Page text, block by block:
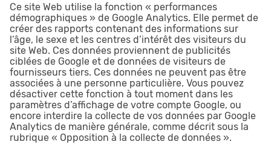
Ce site Web utilise la fonction « performances
démographiques » de Google Analytics. Elle permet de
créer des rapports contenant des informations sur
l’âge, le sexe et les centres d’intérêt des visiteurs du
site Web. Ces données proviennent de publicités
ciblées de Google et de données de visiteurs de
fournisseurs tiers. Ces données ne peuvent pas être
associées à une personne particulière. Vous pouvez
désactiver cette fonction à tout moment dans les
paramètres d’affichage de votre compte Google, ou
encore interdire la collecte de vos données par Google
Analytics de manière générale, comme décrit sous la
rubrique « Opposition à la collecte de données ».